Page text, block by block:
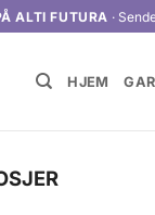
ALTI FUTURA ·
HJEM